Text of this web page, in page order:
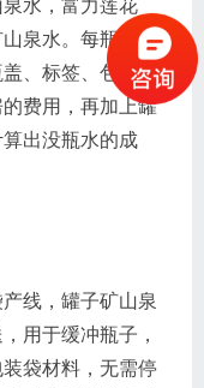
水，富力莲花
泉水。每瓶水成
、标签、包装袋
费用，再加上罐
出没瓶水的成
线，罐子矿山泉
用于缓冲瓶子，
袋材料，无需停